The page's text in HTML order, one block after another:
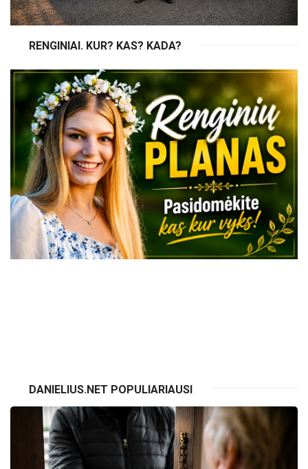
RENGINIAI. KUR? KAS? KADA?
DANIELIUS.NET POPULIARIAUSI